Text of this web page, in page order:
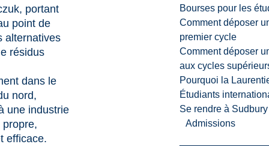
Bourses pour les
Comment déposer
premier cycle
Comment déposer
aux cycles
Pourquoi la
Étudiants
Se rendre à Sudbury
Admissions
portant
point de
alternatives
résidus
dans le
nord,
une industrie
efficace.